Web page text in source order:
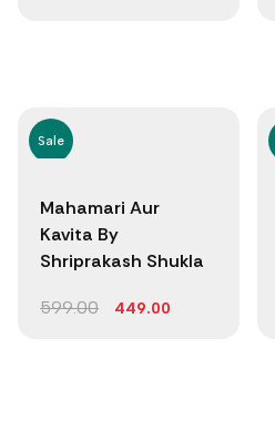
Sale
Mahamari Aur
Kavita By
Shriprakash Shukla
599.00 449.00